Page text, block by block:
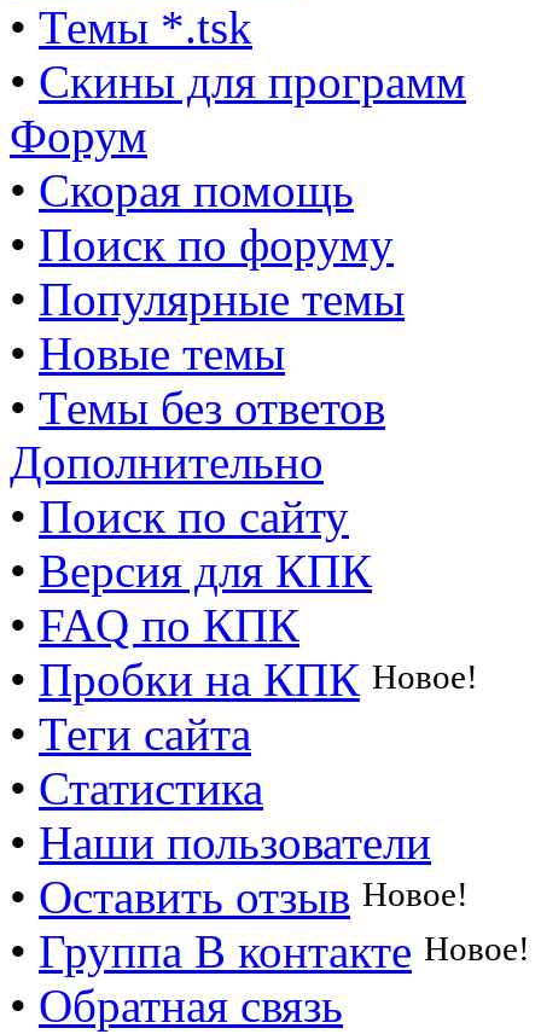
• Темы *.tsk
• Скины для программ
Форум
• Скорая помощь
• Поиск по форуму
• Популярные темы
• Новые темы
• Темы без ответов
Дополнительно
• Поиск по сайту
• Версия для КПК
• FAQ по КПК
• Пробки на КПК Новое!
• Теги сайта
• Статистика
• Наши пользователи
• Оставить отзыв Новое!
• Группа В контакте Новое!
• Обратная связь